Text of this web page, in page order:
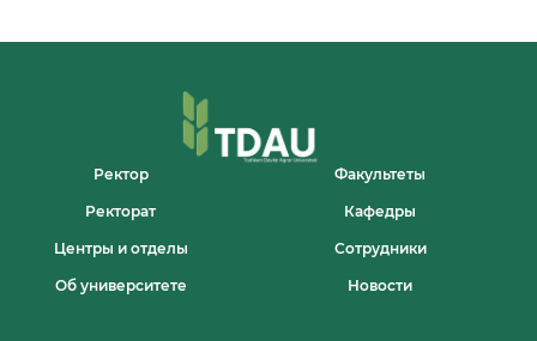
Ректор Факультеты
Ректорат Кафедры
Центры и отделы Сотрудники
Об университете Новости